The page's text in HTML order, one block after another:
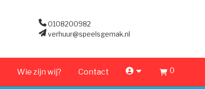
0108200982
verhuur@speelsgemak.nl
Wie zijn wij? Contact account 0